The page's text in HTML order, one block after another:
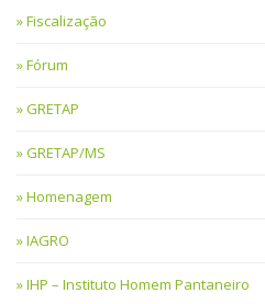
Fiscalização
Fórum
GRETAP
GRETAP/MS
Homenagem
IAGRO
IHP – Instituto Homem Pantaneiro